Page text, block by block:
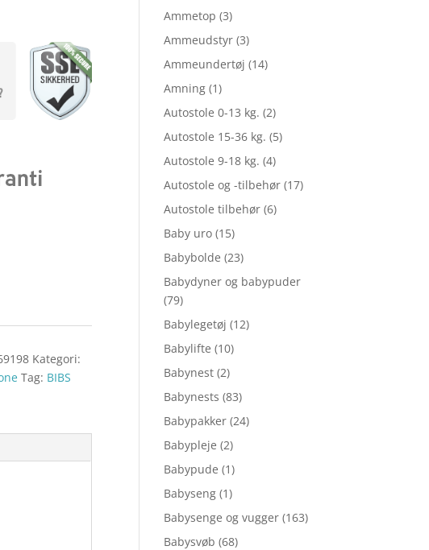
kr. 25,97.
Kategori:
Tag: BIBS
Ammetop (3)
Ammeudstyr (3)
Ammeundertøj (14)
Amning (1)
Autostole 0-13 kg. (2)
Autostole 15-36 kg. (5)
Autostole 9-18 kg. (4)
Autostole og -tilbehør (17)
Autostole tilbehør (6)
Baby uro (15)
Babybolde (23)
Babydyner og babypuder
(79)
Babylegetøj (12)
Babylifte (10)
Babynest (2)
Babynests (83)
Babypakker (24)
Babypleje (2)
Babypude (1)
Babyseng (1)
Babysenge og vugger (163)
Babysvøb (68)